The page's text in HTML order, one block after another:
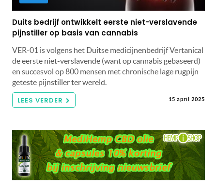
Duits bedrijf ontwikkelt eerste niet-verslavende
pijnstiller op basis van cannabis
VER-01 is volgens het Duitse medicijnenbedrijf Vertanical
de eerste niet-verslavende (want op cannabis gebaseerd)
en succesvol op 800 mensen met chronische lage rugpijn
geteste pijnstiller ter wereld.
LEES VERDER 15 april 2025